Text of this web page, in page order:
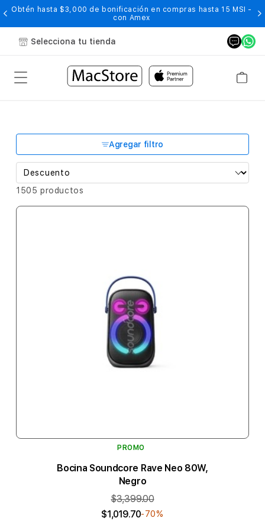
Obtén hasta $3,000 de bonificación en compras hasta 15 MSI -
con Amex
Selecciona tu tienda
Agregar filtro
1505 productos
PROMO
Bocina Soundcore Rave Neo 80W,
Negro
$3,399.00
$1,019.70-70%